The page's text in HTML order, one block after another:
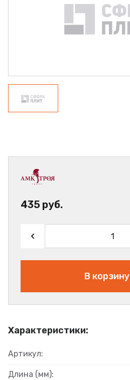
Характеристики:
Артикул:
Длина (мм):
435 руб.
В корзину